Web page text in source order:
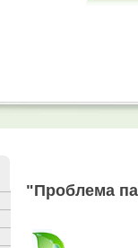
"Проблема